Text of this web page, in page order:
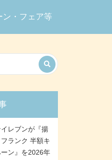
ン・フェア等
レブンが『揚
ランク 半額キ
ーン』を2026年